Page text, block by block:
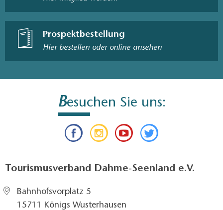
Prospektbestellung
Hier bestellen oder online ansehen
Besuchen Sie uns:
Tourismusverband Dahme-Seenland e.V.
Bahnhofsvorplatz 5​
15711 Königs Wusterhausen